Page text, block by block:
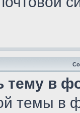
тему в
темы в